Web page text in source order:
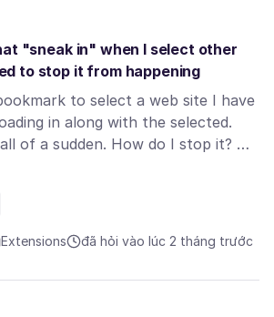
"sneak in" when I select other
to stop it from happening
to select a web site I have
in along with the selected.
of a sudden. How do I stop it? …
Extensions đã hỏi vào lúc 2 tháng trước